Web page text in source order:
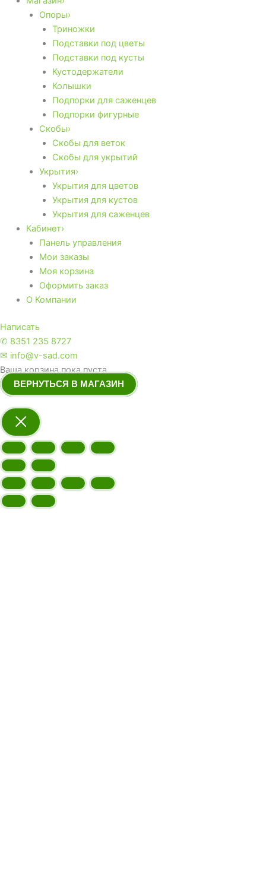
Опоры›
Триножки
Подставки под цветы
Подставки под кусты
Кустодержатели
Колышки
Подпорки для саженцев
Подпорки фигурные
Скобы›
Скобы для веток
Скобы для укрытий
Укрытия›
Укрытия для цветов
Укрытия для кустов
Укрытия для саженцев
Кабинет›
Панель управления
Мои заказы
Моя корзина
Оформить заказ
О Компании
Написать
✆ 8351 235 8727
✉ info@v-sad.com
Ваша корзина пока пуста.
ВЕРНУТЬСЯ В МАГАЗИН